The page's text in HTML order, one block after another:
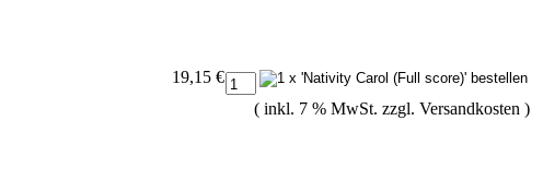
19,15 €
( inkl. 7 % MwSt. zzgl. Versandkosten )